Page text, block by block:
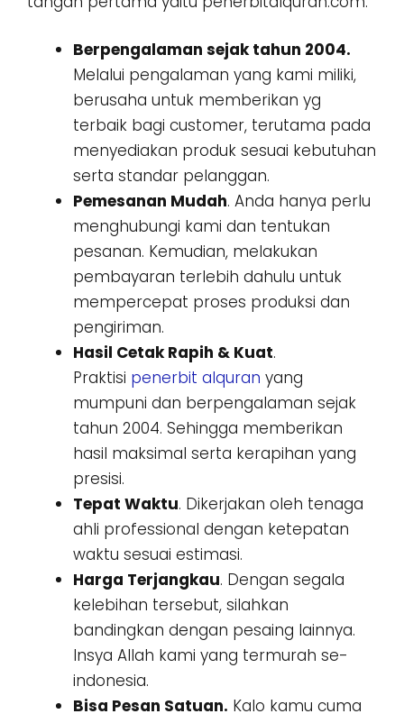
Berpengalaman sejak tahun 2004.
Melalui pengalaman yang kami miliki,
berusaha untuk memberikan yg
terbaik bagi customer, terutama pada
menyediakan produk sesuai kebutuhan
serta standar pelanggan.
Pemesanan Mudah. Anda hanya perlu
menghubungi kami dan tentukan
pesanan. Kemudian, melakukan
pembayaran terlebih dahulu untuk
mempercepat proses produksi dan
pengiriman.
Hasil Cetak Rapih & Kuat.
Praktisi penerbit alquran yang
mumpuni dan berpengalaman sejak
tahun 2004. Sehingga memberikan
hasil maksimal serta kerapihan yang
presisi.
Tepat Waktu. Dikerjakan oleh tenaga
ahli professional dengan ketepatan
waktu sesuai estimasi.
Harga Terjangkau. Dengan segala
kelebihan tersebut, silahkan
bandingkan dengan pesaing lainnya.
Insya Allah kami yang termurah se-
indonesia.
Bisa Pesan Satuan. Kalo kamu cuma